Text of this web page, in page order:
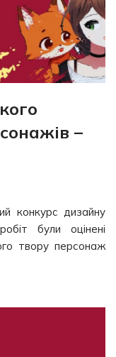
–
конкурс дизайну
були оцінені
твору персонаж